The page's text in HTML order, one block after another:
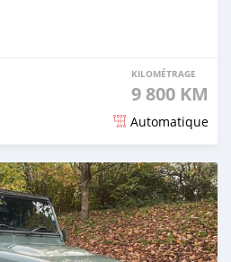
KILOMÉTRAGE
9 800 KM
Automatique